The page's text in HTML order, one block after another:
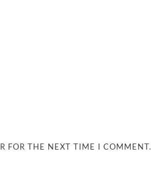
FOR THE NEXT TIME I COMMENT.